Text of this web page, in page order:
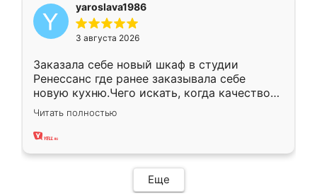
yaroslava1986
3 августа 2026
Заказала себе новый шкаф в студии
Ренессанс где ранее заказывала себе
новую кухню.Чего искать, когда качеством
вполне довольна. Служит кухня уже почти
два года, нареканий нет.
Читать полностью
Еще